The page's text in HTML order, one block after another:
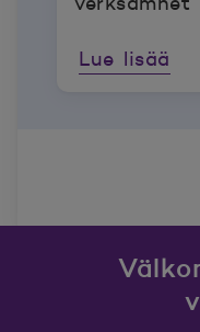
Lue lisää